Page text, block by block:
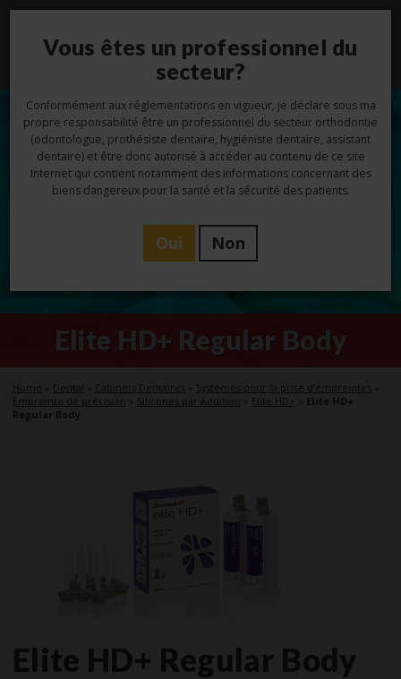
Elite HD+ Regular Body
Home Dental Cabinets Dentaires Systèmes pour la prise d’empreintes
Empreinte de précision
Silicones par Addition Elite HD+
Elite HD+
Regular Body
Elite HD+ Regular Body
Vous êtes un professionnel du
secteur?
Conformément aux réglementations en vigueur, je déclare sous ma
propre responsabilité être un professionnel du secteur orthodontie
(odontologue, prothésiste dentaire, hygiéniste dentaire, assistant
dentaire) et être donc autorisé à accéder au contenu de ce site
Internet qui contient notamment des informations concernant des
biens dangereux pour la santé et la sécurité des patients.
Oui Non